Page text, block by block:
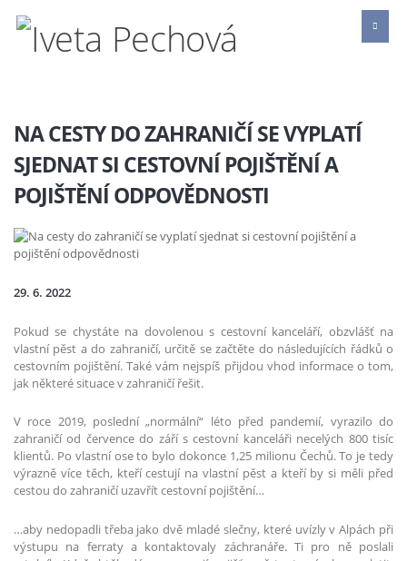
NA CESTY DO ZAHRANIČÍ SE VYPLATÍ
SJEDNAT SI CESTOVNÍ POJIŠTĚNÍ A
POJIŠTĚNÍ ODPOVĚDNOSTI
29. 6. 2022
Pokud se chystáte na dovolenou s cestovní kanceláří, obzvlášť na
vlastní pěst a do zahraničí, určitě se začtěte do následujících řádků o
cestovním pojištění. Také vám nejspíš přijdou vhod informace o tom,
jak některé situace v zahraničí řešit.
V roce 2019, poslední „normální“ léto před pandemií, vyrazilo do
zahraničí od července do září s cestovní kanceláři necelých 800 tisíc
klientů. Po vlastní ose to bylo dokonce 1,25 milionu Čechů. To je tedy
výrazně více těch, kteří cestují na vlastní pěst a kteří by si měli před
cestou do zahraničí uzavřít cestovní pojištění…
…aby nedopadli třeba jako dvě mladé slečny, které uvízly v Alpách při
výstupu na ferraty a kontaktovaly záchranáře. Ti pro ně poslali